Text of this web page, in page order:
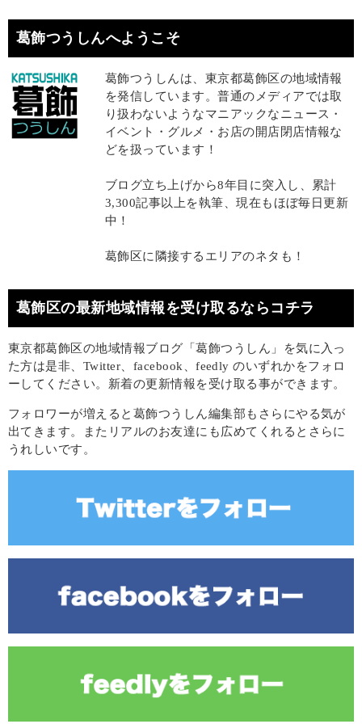
葛飾つうしんへようこそ
葛飾つうしんは、東京都葛飾区の地域情報
を発信しています。普通のメディアでは取
り扱わないようなマニアックなニュース・
イベント・グルメ・お店の開店閉店情報な
どを扱っています！
ブログ立ち上げから8年目に突入し、累計
3,300記事以上を執筆、現在もほぼ毎日更新
中！
葛飾区に隣接するエリアのネタも！
葛飾区の最新地域情報を受け取るならコチラ
東京都葛飾区の地域情報ブログ「葛飾つうしん」を気に入っ
た方は是非、Twitter、facebook、feedly のいずれかをフォロ
ーしてください。新着の更新情報を受け取る事ができます。
フォロワーが増えると葛飾つうしん編集部もさらにやる気が
出てきます。またリアルのお友達にも広めてくれるとさらに
うれしいです。